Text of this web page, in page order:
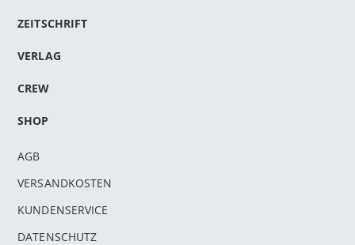
ZEITSCHRIFT
VERLAG
CREW
SHOP
AGB
VERSANDKOSTEN
KUNDENSERVICE
DATENSCHUTZ